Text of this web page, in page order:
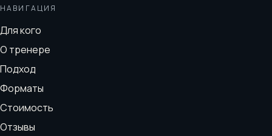
НАВИГАЦИЯ
Для кого
О тренере
Подход
Форматы
Стоимость
Отзывы